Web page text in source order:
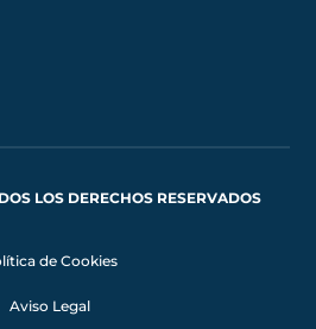
LOS DERECHOS RESERVADOS
de Cookies
Aviso Legal